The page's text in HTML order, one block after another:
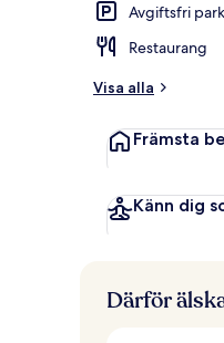
Avgiftsfri
Restaurang
Visa alla
Främsta
Känn dig
Därför